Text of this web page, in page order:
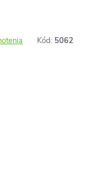
Kód: 5062